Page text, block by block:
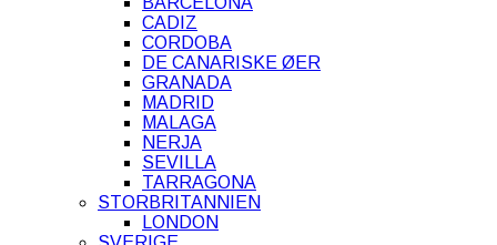
CADIZ
CORDOBA
DE CANARISKE ØER
GRANADA
MADRID
MALAGA
NERJA
SEVILLA
TARRAGONA
STORBRITANNIEN
LONDON